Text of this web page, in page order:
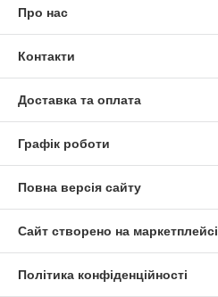
Про нас
Контакти
Доставка та оплата
Графік роботи
Повна версія сайту
Сайт створено на маркетплейсі
Політика конфіденційності